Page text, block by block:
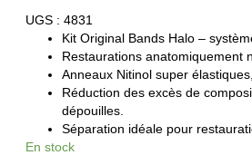
UGS : 4831
Kit Original Bands Halo –
Restaurations anatomiquement
Anneaux Nitinol super
Réduction des excès de
dépouilles.
Séparation idéale pour
En stock